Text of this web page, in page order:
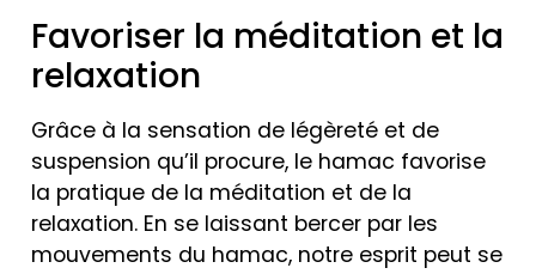
Favoriser la méditation et la
relaxation
Grâce à la sensation de légèreté et de
suspension qu’il procure, le hamac favorise
la pratique de la méditation et de la
relaxation. En se laissant bercer par les
mouvements du hamac, notre esprit peut se